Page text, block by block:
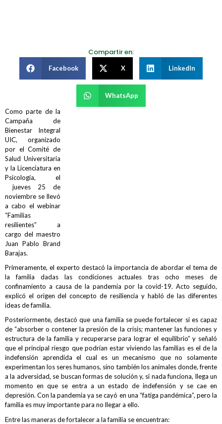
Compartir en:
Facebook X LinkedIn
WhatsApp
Como parte de la
Campaña de
Bienestar Integral
UIC, organizado
por el Comité de
Salud Universitaria
y la Licenciatura en
Psicología, el
jueves 25 de
noviembre se llevó
a cabo el webinar
“Familias
resilientes” a
cargo del maestro
Juan Pablo Brand
Barajas.
Primeramente, el experto destacó la importancia de abordar el tema de
la familia dadas las condiciones actuales tras ocho meses de
confinamiento a causa de la pandemia por la covid-19. Acto seguido,
explicó el origen del concepto de resiliencia y habló de las diferentes
ideas de familia.
Posteriormente, destacó que una familia se puede fortalecer si es capaz
de “absorber o contener la presión de la crisis; mantener las funciones y
estructura de la familia y recuperarse para lograr el equilibrio” y señaló
que el principal riesgo que podrían estar viviendo las familias es el de la
indefensión aprendida el cual es un mecanismo que no solamente
experimentan los seres humanos, sino también los animales donde, frente
a la adversidad, se buscan formas de solución y, si nada funciona, llega un
momento en que se entra a un estado de indefensión y se cae en
depresión. Con la pandemia ya se cayó en una “fatiga pandémica”, pero la
familia es muy importante para no llegar a ello.
Entre las maneras de fortalecer a la familia se encuentran: